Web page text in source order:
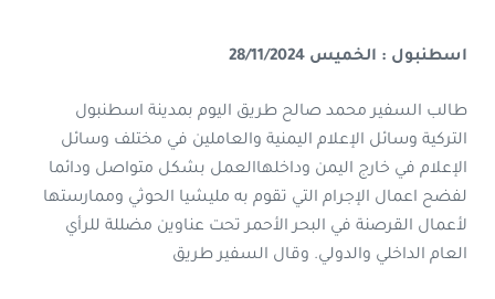
اسطنبول : الخميس 28/11/2024
طالب السفير محمد صالح طريق اليوم بمدينة اسطنبول
التركية وسائل الإعلام اليمنية والعاملين في مختلف وسائل
الإعلام في خارج اليمن وداخلهاالعمل بشكل متواصل ودائما
لفضح اعمال الإجرام التي تقوم به مليشيا الحوثي وممارستها
لأعمال القرصنة في البحر الأحمر تحت عناوين مضللة للرأي
العام الداخلي والدولي. وقال السفير طريق